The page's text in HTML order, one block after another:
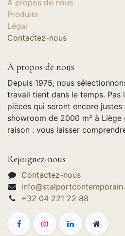
À propos de nous
Produits
Légal
Contactez-nous
À propos de nous
Depuis 1975, nous
travail tient dans le temps. Pas
pièces qui seront encore
showroom de 2000 m² à Liège
raison : vous laisser
Rejoignez-nous
Contactez-nous
+32 04 221 22 88